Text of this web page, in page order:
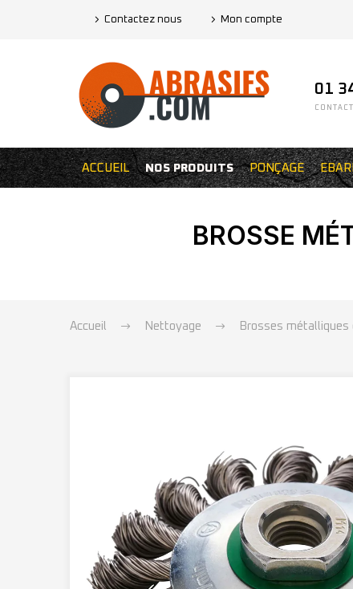
Contactez nous Mon compte
01
ACCUEIL NOS PRODUITS PONÇAGE
BROSSE
Accueil Nettoyage Brosses métalliques